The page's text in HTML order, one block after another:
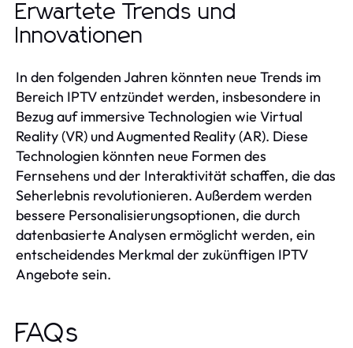
Erwartete Trends und
Innovationen
In den folgenden Jahren könnten neue Trends im
Bereich IPTV entzündet werden, insbesondere in
Bezug auf immersive Technologien wie Virtual
Reality (VR) und Augmented Reality (AR). Diese
Technologien könnten neue Formen des
Fernsehens und der Interaktivität schaffen, die das
Seherlebnis revolutionieren. Außerdem werden
bessere Personalisierungsoptionen, die durch
datenbasierte Analysen ermöglicht werden, ein
entscheidendes Merkmal der zukünftigen IPTV
Angebote sein.
FAQs